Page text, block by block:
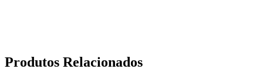
Produtos Relacionados